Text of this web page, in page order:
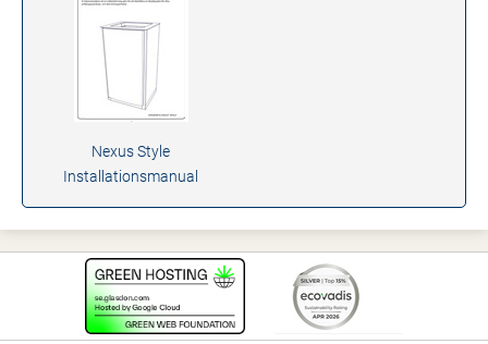
Nexus Style
Installationsmanual